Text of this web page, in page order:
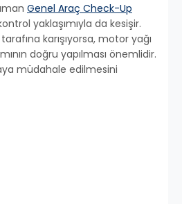
Genel Araç Check-Up
yaklaşımıyla da kesişir.
karışıyorsa, motor yağı
doğru yapılması önemlidir.
müdahale edilmesini